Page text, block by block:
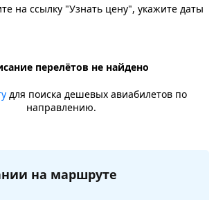
на ссылку "Узнать цену", укажите даты
перелётов не найдено
для поиска дешевых авиабилетов по
направлению.
на маршруте